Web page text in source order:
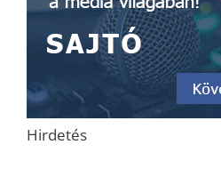
Hirdetés